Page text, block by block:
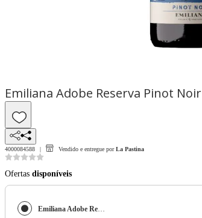
Emiliana Adobe Reserva Pinot Noir
4000084588 Vendido e entregue por La Pastina
Ofertas disponíveis
Emiliana Adobe Reserva Pinot Noir